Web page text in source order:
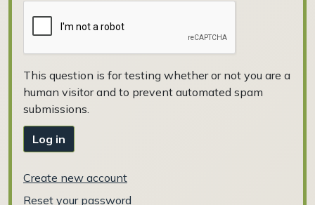
This question is for testing whether or not you are a
human visitor and to prevent automated spam
submissions.
Log in
Create new account
Reset your password